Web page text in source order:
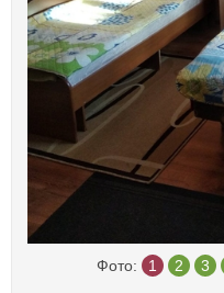
Фото: 1 2 3